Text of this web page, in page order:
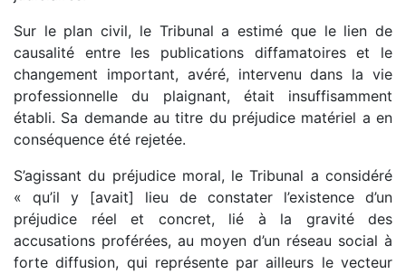
Sur le plan civil, le Tribunal a estimé que le lien de
causalité entre les publications diffamatoires et le
changement important, avéré, intervenu dans la vie
professionnelle du plaignant, était insuffisamment
établi. Sa demande au titre du préjudice matériel a en
conséquence été rejetée.
S’agissant du préjudice moral, le Tribunal a considéré
« qu’il y [avait] lieu de constater l’existence d’un
préjudice réel et concret, lié à la gravité des
accusations proférées, au moyen d’un réseau social à
forte diffusion, qui représente par ailleurs le vecteur